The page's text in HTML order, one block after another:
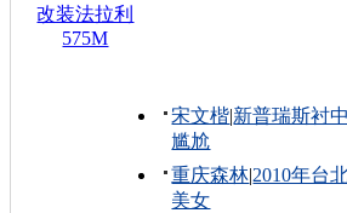
改装法拉利
575M
宋文楷|新普瑞斯衬
尴尬
重庆森林|2010年台
美女